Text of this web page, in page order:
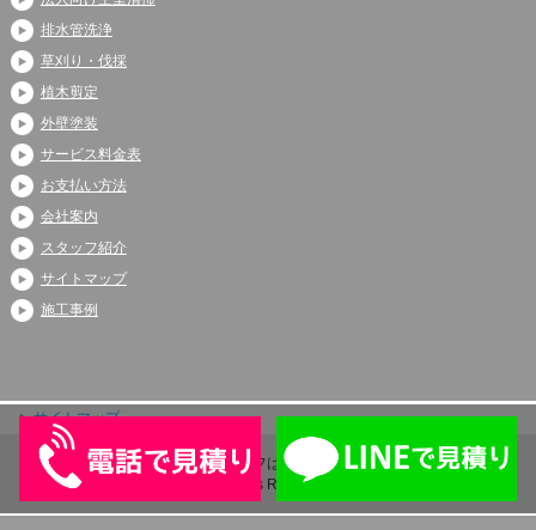
排水管洗浄
草刈り・伐採
植木剪定
外壁塗装
サービス料金表
お支払い方法
会社案内
スタッフ紹介
サイトマップ
施工事例
サイトマップ
Copyright (C) 2026 アシストライフは伊奈町、上尾市、蓮田市で大人気
All Rights Reserved.